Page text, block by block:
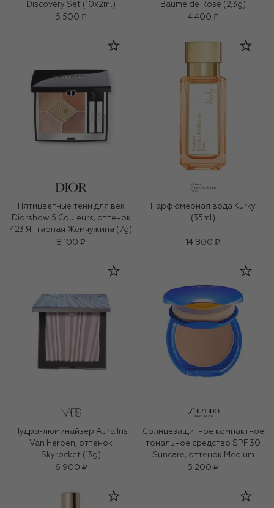
Discovery Set (10x2ml)
5 500 ₽
Baume de Rose (2,3g)
4 400 ₽
Пятицветные тени для век
Diorshow 5 Couleurs, оттенок
423 Янтарная Жемчужина (7g)
8 100 ₽
Парфюмерная вода Kurky
(35ml)
14 800 ₽
Пудра-люминайзер Aura Iris
Van Herpen, оттенок
Skyrocket (13g)
6 900 ₽
Солнцезащитное компактное
тональное средство SPF 30
Suncare, оттенок Medium
Biege (12g)
5 200 ₽